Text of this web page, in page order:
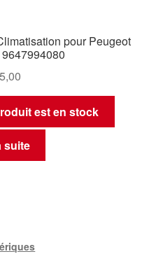
pour Peugeot
est en stock
suite